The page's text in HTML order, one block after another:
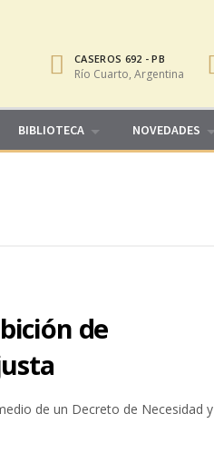
CASEROS 692 - PB
Río Cuarto, Argentina
BIBLIOTECA NOVEDADES
de
de un Decreto de Necesidad y